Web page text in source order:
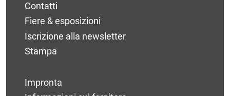
Contatti
Fiere & esposizioni
Iscrizione alla newsletter
Stampa
Impronta